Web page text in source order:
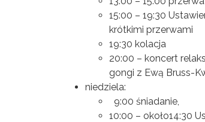
15:00 – 19:30
krótkimi przerwami
19:30 kolacja
20:00 – koncert
gongi z Ewą Bruss-
niedziela:
9:00 śniadanie,
10:00 – około14:30